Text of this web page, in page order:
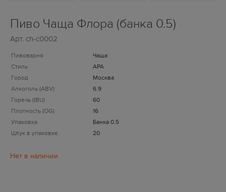
Пиво Чаща Флора (банка 0.5)
Арт. ch-c0002
Пивоварня
Чаща
Стиль
APA
Город
Москва
Алкоголь (ABV)
6.9
Горечь (IBU)
60
Плотность (OG)
16
Упаковка
Банка 0.5
Штук в упаковке
20